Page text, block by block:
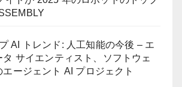
AI トレンド: 人工知能の今後 – エ
タ サイエンティスト、ソフトウェ
ージェント AI プロジェクト